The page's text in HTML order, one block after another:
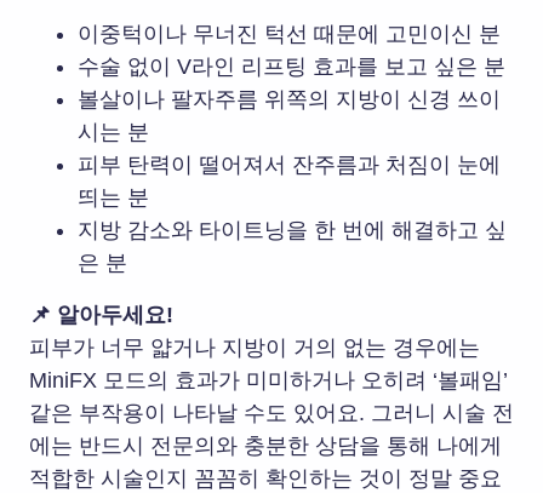
이중턱이나 무너진 턱선 때문에 고민이신 분
수술 없이 V라인 리프팅 효과를 보고 싶은 분
볼살이나 팔자주름 위쪽의 지방이 신경 쓰이
시는 분
피부 탄력이 떨어져서 잔주름과 처짐이 눈에
띄는 분
지방 감소와 타이트닝을 한 번에 해결하고 싶
은 분
📌 알아두세요!
피부가 너무 얇거나 지방이 거의 없는 경우에는
MiniFX 모드의 효과가 미미하거나 오히려 ‘볼패임’
같은 부작용이 나타날 수도 있어요. 그러니 시술 전
에는 반드시 전문의와 충분한 상담을 통해 나에게
적합한 시술인지 꼼꼼히 확인하는 것이 정말 중요